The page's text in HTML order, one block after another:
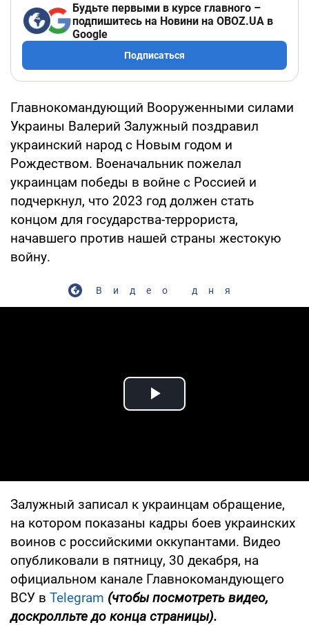
Будьте первыми в курсе главного –
подпишитесь на Новини на OBOZ.UA в
Google
Подписаться
Главнокомандующий Вооруженными силами
Украины Валерий Залужный поздравил
украинский народ с Новым годом и
Рождеством. Военачальник пожелал
украинцам победы в войне с Россией и
подчеркнул, что 2023 год должен стать
концом для государства-террориста,
начавшего против нашей страны жестокую
войну.
Видео дня
Play Video
Залужный записал к украинцам обращение,
на котором показаны кадры боев украинских
воинов с российскими оккупантами. Видео
опубликовали в пятницу, 30 декабря, на
официальном канале Главнокомандующего
ВСУ в Telegram (чтобы посмотреть видео,
доскролльте до конца страницы).